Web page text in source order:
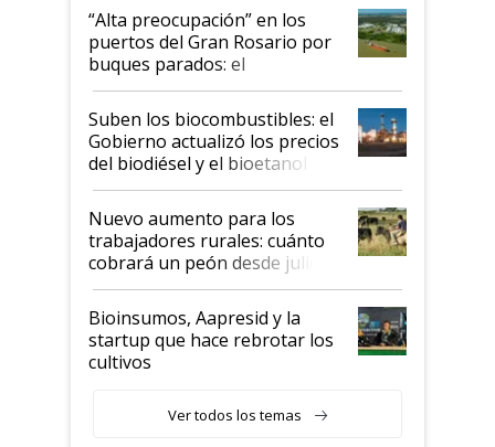
“Alta preocupación” en los
puertos del Gran Rosario por
buques parados: el
funcionamiento de las
exportadoras en tensión tras
la medida de fuerza de los
prácticos
Suben los biocombustibles: el
Gobierno actualizó los precios
del biodiésel y el bioetanol
Nuevo aumento para los
trabajadores rurales: cuánto
cobrará un peón desde julio
Bioinsumos, Aapresid y la
startup que hace rebrotar los
cultivos
Ver todos los temas